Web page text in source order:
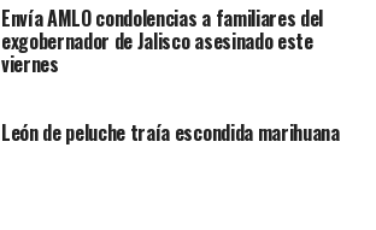
Envía AMLO condolencias a familiares del
exgobernador de Jalisco asesinado este
viernes
León de peluche traía escondida marihuana